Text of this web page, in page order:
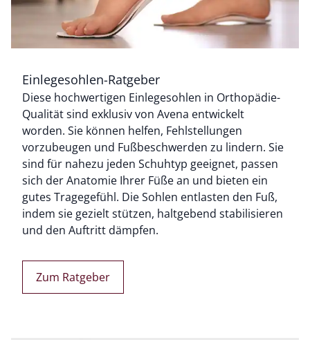
Bildverlinkung
Einlegesohlen-Ratgeber
Diese hochwertigen Einlegesohlen in Orthopädie-
Qualität sind exklusiv von Avena entwickelt
worden. Sie können helfen, Fehlstellungen
vorzubeugen und Fußbeschwerden zu lindern. Sie
sind für nahezu jeden Schuhtyp geeignet, passen
sich der Anatomie Ihrer Füße an und bieten ein
gutes Trage­gefühl. Die Sohlen entlasten den Fuß,
indem sie gezielt stützen, haltgebend stabilisieren
und den Auftritt dämpfen.
Zum Ratgeber